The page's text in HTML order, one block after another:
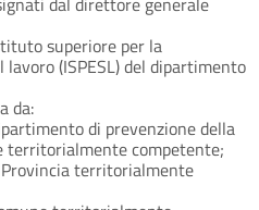
superiore per la
(ISPESL) del dipartimento
da:
di prevenzione della
territorialmente competente;
territorialmente